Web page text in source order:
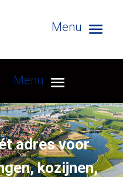
adres voor
kozijnen,